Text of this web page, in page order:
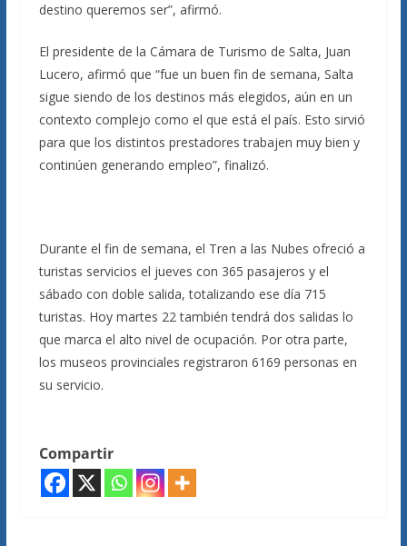
destino queremos ser”, afirmó.
El presidente de la Cámara de Turismo de Salta, Juan
Lucero, afirmó que “fue un buen fin de semana, Salta
sigue siendo de los destinos más elegidos, aún en un
contexto complejo como el que está el país. Esto sirvió
para que los distintos prestadores trabajen muy bien y
continúen generando empleo”, finalizó.
Durante el fin de semana, el Tren a las Nubes ofreció a
turistas servicios el jueves con 365 pasajeros y el
sábado con doble salida, totalizando ese día 715
turistas. Hoy martes 22 también tendrá dos salidas lo
que marca el alto nivel de ocupación. Por otra parte,
los museos provinciales registraron 6169 personas en
su servicio.
Compartir